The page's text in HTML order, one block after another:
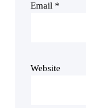
Email *
Website